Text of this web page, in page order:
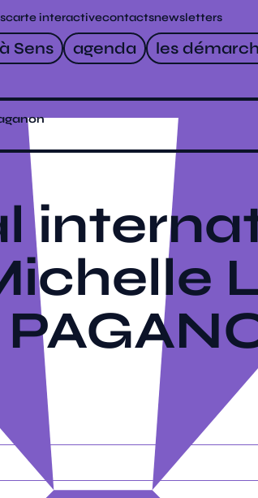
Sens agenda les
carte interactivecontactsnewsletters